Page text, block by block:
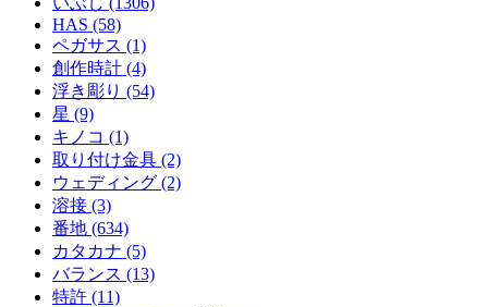
HAS (58)
ペガサス (1)
創作時計 (4)
浮き彫り (54)
星 (9)
キノコ (1)
取り付け金具 (2)
ウェディング (2)
溶接 (3)
番地 (634)
カタカナ (5)
バランス (13)
特許 (11)